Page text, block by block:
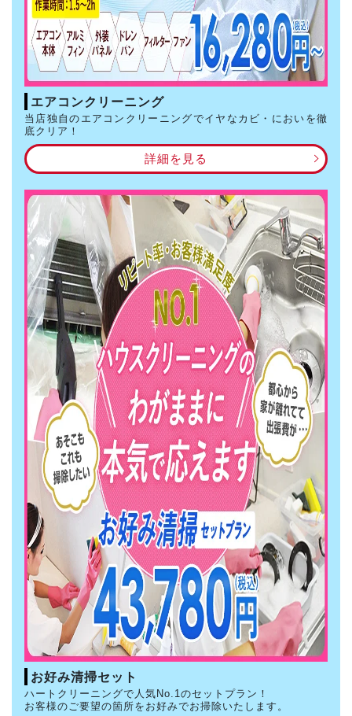
エアコンクリーニング
当店独自のエアコンクリーニングでイヤなカビ・においを徹
底クリア！
詳細を見る
お好み清掃セット
ハートクリーニングで人気No.1のセットプラン！
お客様のご要望の箇所をお好みでお掃除いたします。